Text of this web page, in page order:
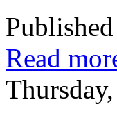
Read